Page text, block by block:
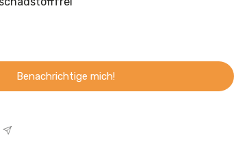
Benachrichtige mich!